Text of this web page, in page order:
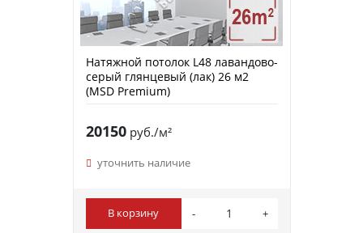
Натяжной потолок L48 лавандово-
серый глянцевый (лак) 26 м2
(MSD Premium)
20150руб./м²
уточнить наличие
В корзину